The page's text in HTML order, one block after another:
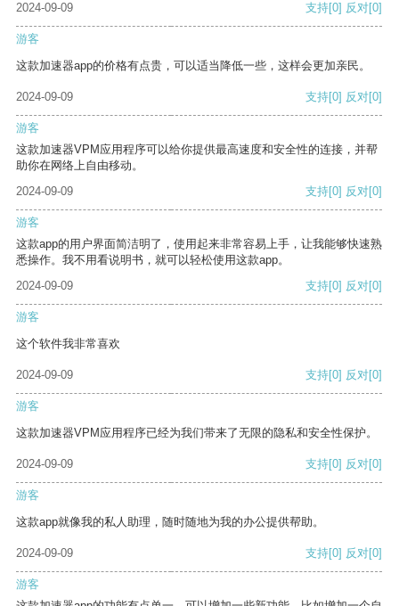
2024-09-09
支持[0] 反对[0]
游客
这款加速器app的价格有点贵，可以适当降低一些，这样会更加亲民。
2024-09-09 支持[0] 反对[0]
游客
这款加速器VPM应用程序可以给你提供最高速度和安全性的连接，并帮
助你在网络上自由移动。
2024-09-09
支持[0] 反对[0]
游客
这款app的用户界面简洁明了，使用起来非常容易上手，让我能够快速熟
悉操作。我不用看说明书，就可以轻松使用这款app。
2024-09-09
支持[0] 反对[0]
游客
这个软件我非常喜欢
2024-09-09 支持[0] 反对[0]
游客
这款加速器VPM应用程序已经为我们带来了无限的隐私和安全性保护。
2024-09-09 支持[0] 反对[0]
游客
这款app就像我的私人助理，随时随地为我的办公提供帮助。
2024-09-09 支持[0] 反对[0]
游客